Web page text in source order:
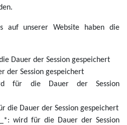
auf unserer Website haben die
Dauer der Session gespeichert
der Session gespeichert
für die Dauer der Session
die Dauer der Session gespeichert
wird für die Dauer der Session